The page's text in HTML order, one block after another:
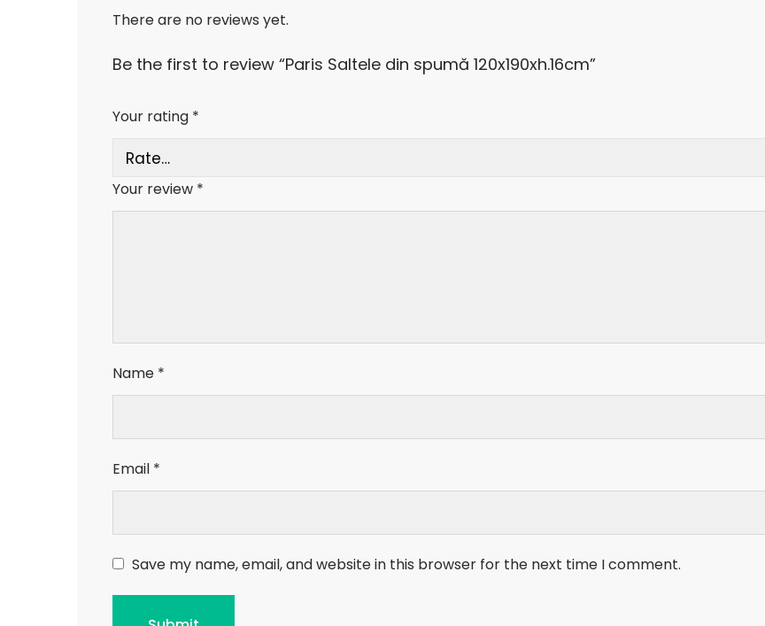
There are no reviews yet.
Be the first to review “Paris Saltele din spumă 120x190xh.16cm”
Your rating *
Your review *
Name *
Email *
Save my name, email, and website in this browser for the next time I comment.